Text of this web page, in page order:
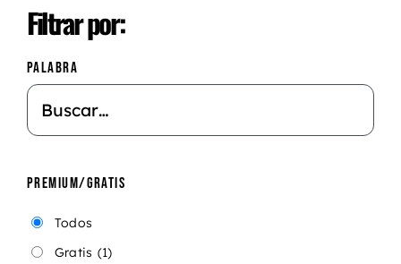
Filtrar por:
PALABRA
PREMIUM/GRATIS
Todos
Gratis (1)